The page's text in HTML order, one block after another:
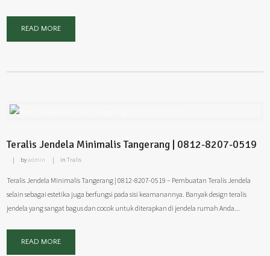
READ MORE
Teralis Jendela Minimalis Tangerang | 0812-8207-0519
byadmin in Tralis
Teralis Jendela Minimalis Tangerang | 0812-8207-0519 – Pembuatan Teralis Jendela
selain sebagai estetika juga berfungsi pada sisi keamanannya. Banyak design teralis
jendela yang sangat bagus dan cocok untuk diterapkan di jendela rumah Anda...
READ MORE